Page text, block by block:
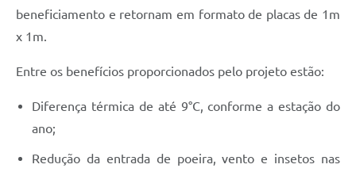
beneficiamento e retornam em formato de placas de 1m
x 1m.
Entre os benefícios proporcionados pelo projeto estão:
Diferença térmica de até 9°C, conforme a estação do
ano;
Redução da entrada de poeira, vento e insetos nas